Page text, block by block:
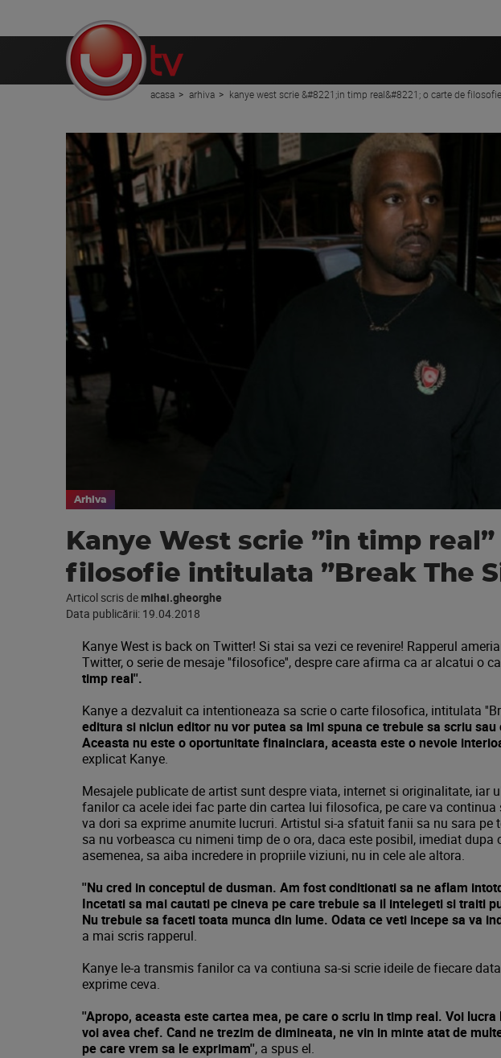
acasa arhiva kanye west scrie &#8221;in timp real&#8221; o carte de
Arhiva
Kanye West scrie ”in timp
filosofie intitulata ”Break The
Articol scris demihai.gheorghe
Data publicării: 19.04.2018
Kanye West is back on Twitter! Si stai sa vezi ce revenire! Rapperul
Twitter, o serie de mesaje ''filosofice'', despre care afirma ca ar alcatui o
timp real''.
Kanye a dezvaluit ca intentioneaza sa scrie o carte filosofica, intitulata
editura si niciun editor nu vor putea sa imi spuna ce trebuie sa scriu
Aceasta nu este o oportunitate finainciara, aceasta este o nevoie
explicat Kanye.
Mesajele publicate de artist sunt despre viata, internet si originalitate, iar
fanilor ca acele idei fac parte din cartea lui filosofica, pe care va continua
va dori sa exprime anumite lucruri. Artistul si-a sfatuit fanii sa nu sara pe
sa nu vorbeasca cu nimeni timp de o ora, daca este posibil, imediat dupa
asemenea, sa aiba incredere in propriile viziuni, nu in cele ale altora.
''Nu cred in conceptul de dusman. Am fost conditionati sa ne aflam
Incetati sa mai cautati pe cineva pe care trebuie sa il intelegeti si traiti
Nu trebuie sa faceti toata munca din lume. Odata ce veti incepe sa va
a mai scris rapperul.
Kanye le-a transmis fanilor ca va contiuna sa-si scrie ideile de fiecare
exprime ceva.
''Apropo, aceasta este cartea mea, pe care o scriu in timp real. Voi
voi avea chef. Cand ne trezim de dimineata, ne vin in minte atat de
pe care vrem sa le exprimam'', a spus el.